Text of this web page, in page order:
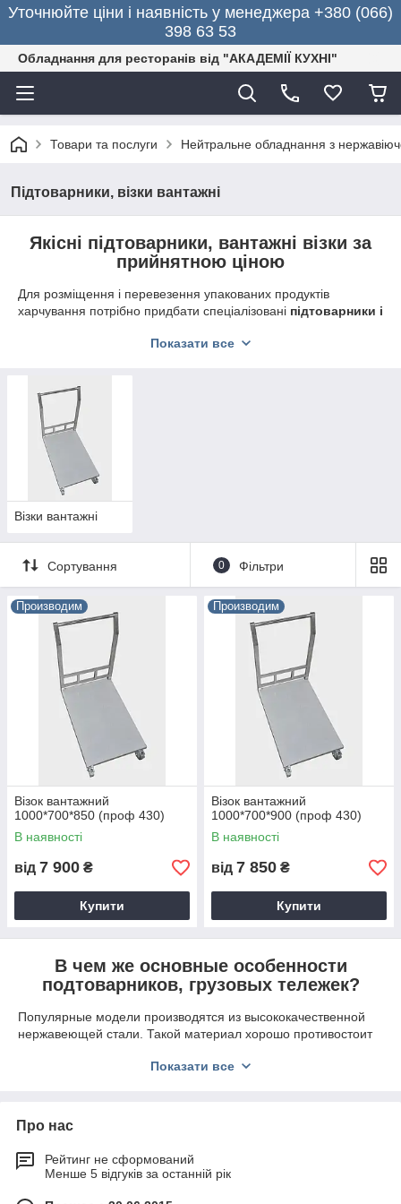
Уточнюйте ціни і наявність у менеджера +380 (066)
398 63 53
Обладнання для ресторанів від "АКАДЕМІЇ КУХНІ"
Товари та послуги Нейтральне обладнання з
Підтоварники, візки вантажні
Якісні підтоварники, вантажні візки за
прийнятною ціною
Для розміщення і перевезення упакованих продуктів
харчування потрібно придбати спеціалізовані підтоварники і
магазинах, супермаркетах, складах, ресторанах, кафе,
Інтернет-магазин
оптовим і роздрібним замовникам придбати інвентар за
лояльною вартості. Конструкції характеризуються відмінною
стійкістю до навантажень і займають невелику кількість
простору в закладах.
Показати все
Візки вантажні
Сортування 0 Фільтри
Производим
Візок вантажний
1000*700*850 (проф 430)
В наявності
від 7 900 ₴
Купити
Производим
Візок вантажний
1000*700*900 (проф 430)
В наявності
від 7 850 ₴
Купити
В чем же основные особенности
подтоварников, грузовых тележек?
Популярные модели производятся из высококачественной
нержавеющей стали. Такой материал хорошо противостоит
процессов. Изделия заслужили особое внимание за счет
прочность;
практичность;
легкость очистки;
Показати все
Про нас
Рейтинг не сформований
Менше 5 відгуків за останній рік